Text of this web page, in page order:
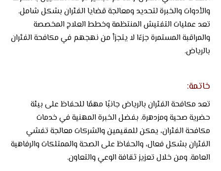
والأدوات والخبرة لتحديد ومعالجة قضايا الفئران بشكل شامل.
تعد عمليات التفتيش المنتظمة وخطط العلاج المخصصة
والمراقبة المستمرة جزءًا لا يتجزأ من نهجهم في مكافحة الفئران
بالرياض.
خاتمة:
تعد مكافحة الفئران بالرياض جانبًا مهمًا للحفاظ على بيئة
حضرية صحية ومزدهرة. بفضل الخبرة المهنية في خدمات
مكافحة الفئران، يمكن للمقيمين والشركات معالجة تفشي
الفئران بشكل فعال، والحفاظ على الصحة والممتلكات والرفاهية
العامة. ومن خلال تعزيز ثقافة الوعي والتعاون.